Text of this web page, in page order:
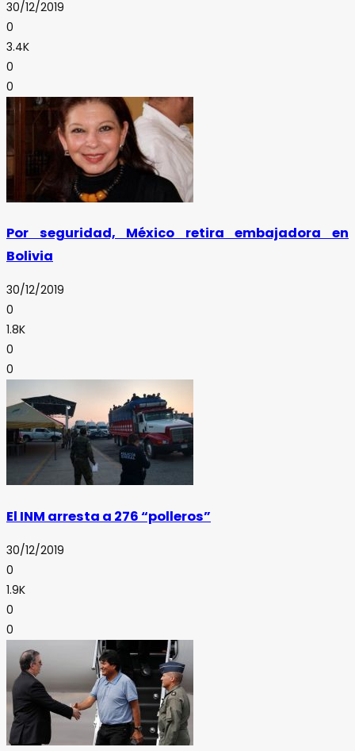
30/12/2019
0
3.4K
0
0
Por seguridad, México retira embajadora en
Bolivia
30/12/2019
0
1.8K
0
0
El INM arresta a 276 “polleros”
30/12/2019
0
1.9K
0
0